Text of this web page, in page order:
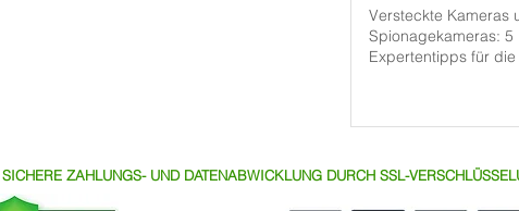
Versteckte Kameras
Spionagekameras: 5
Expertentipps für
SICHERE ZAHLUNGS- UND DATENABWICKLUNG DURCH SSL-